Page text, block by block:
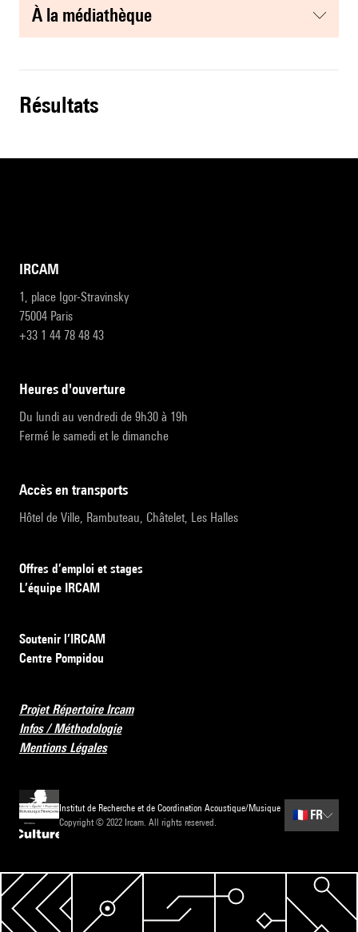
à la médiathèque
résultats
IRCAM
1, place Igor-Stravinsky
75004 Paris
+33 1 44 78 48 43
heures d'ouverture
Du lundi au vendredi de 9h30 à 19h
Fermé le samedi et le dimanche
accès en transports
Hôtel de Ville, Rambuteau, Châtelet, Les Halles
Offres d’emploi et stages
L’équipe IRCAM
Soutenir l’IRCAM
Centre Pompidou
Projet Répertoire Ircam
Infos / Méthodologie
Mentions Légales
Institut de Recherche et de Coordination Acoustique/Musique
Copyright © 2022 Ircam. All rights reserved.
🇫🇷 FR